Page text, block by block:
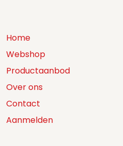
Home
Webshop
Productaanbod
Over ons
Contact
Aanmelden